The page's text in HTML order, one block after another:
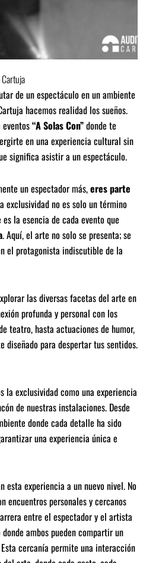
de un espectáculo en un ambiente
hacemos realidad los sueños.
“A Solas Con”donde te
en una experiencia cultural sin
significa asistir a un espectáculo.
un espectador más,eres parte
exclusividad no es solo un término
la esencia de cada evento que
. Aquí, el arte no solo se presenta; se
el protagonista indiscutible de la
las diversas facetas del arte en
profunda y personal con los
teatro, hasta actuaciones de humor,
diseñado para despertar tus sentidos.
la exclusividad como una experiencia
de nuestras instalaciones. Desde
donde cada detalle ha sido
una experiencia única e
esta experiencia a un nuevo nivel. No
encuentros personales y cercanos
entre el espectador y el artista
ambos pueden compartir un
cercanía permite una interacción